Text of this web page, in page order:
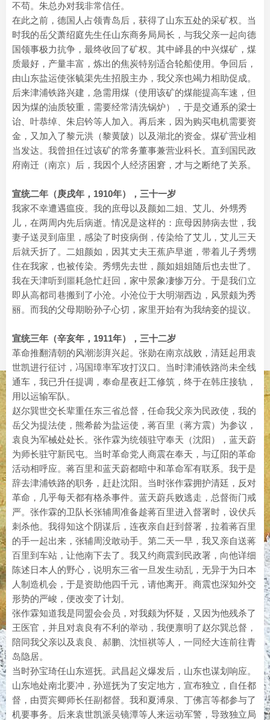
不苟。朱总办对我非常信任。
在此之前，德国人占领青岛后，获得了山东五处的采矿权。当
时我的岳父萧绍庭先生任山东商务局局长，与我父亲一起向德
国领事极力抗争，最终收回了矿权。其中峄县的中兴煤矿，煤
质最好，产量丰富，炼出的焦炭特别适合轮船使用。争回后，
由山东盐运使张毓渠先生招股主办，我父亲也竭力相助促成。
后来津浦铁路兴建，急需用煤（使用该矿的煤能提高车速，但
因为煤的油质较重，需要经常清洗锅炉），于是交通系的梁士
诒、叶恭绰、朱启钤等人加入。再后来，因为购买电机需要资
金，又加入了黎元洪（黎黄陂）以及湖北的资金。煤矿营业相
当发达。我曾担任过该矿的常务董事兼营业科长。直到国民政
府南迁（南京）后，我因个人经济困窘，才与之断绝了关系。
宣统二年（庚戌年，1910年），三十一岁
我家不幸遭遇瘟疫。我的庶母以及颜如二姐、艾儿、外甥秀
儿，在两周内先后病逝。情况是这样的：庶母因肺病去世，我
妻子送灵到庙里，感染了时疫病倒，传染给了艾儿，艾儿三天
后就夭折了。二姐颜如，因其丈夫王蕉庐早逝，带着儿子秀甥
住在我家，也被传染。秀甥先去世，颜如姐姐随后也去世了。
我在天津听到噩耗急忙赶回，家中景象凄惨万分。于是我们立
即从高都司巷搬到了小沧。小沧位于大明湖西边，风景颇为秀
丽。而我的父母期盼孙子心切，家里开始有为我纳妾的提议。
宣统三年（辛亥年，1911年），三十二岁
革命推翻清朝的风潮澎湃兴起。张勋在南京战败，清廷起用袁
世凯进行征讨，冯国璋率军攻打汉口。当时津浦铁路尚未全线
通车，我已升任提调，奉命星夜赶工修筑，终于在韩庄接轨，
用以运输军队。
赵尔巽世交长辈重任东三省总督，任命我父亲为民政使，我的
岳父为提法使，熊希龄为盐运使，蒋百里（蒋方震）为参议，
袁良为军械处处长。张作霖为统领驻守奉天（沈阳），蓝天蔚
为师长驻守新民屯。当时革命党人商震在奉天，与辽阳的革命
活动相呼应。蒋百里和蓝天蔚都暗中和革命军有联系。我于是
辞去津浦铁路的职务，赶赴沈阳。当时张作霖拥护清廷，反对
革命，几乎每天都有格杀事件。蓝天蔚兵败逃走，总督衙门戒
严。张作霖的卫队长张辅周准备趁蒋百里进入督署时，设伏兵
刺杀他。我得知这个阴谋后，连夜亲自赶到督署，拉着蒋百里
的手一起出来，张辅周没敢动手。第二天一早，我又亲自送蒋
百里到车站，让他南下去了。我又约商震到民政署，向他详细
陈述日本人的野心，说明东三省一旦发生动乱，无异于为日本
人制造机会，于是资助他四千元，请他离开。商震也深知外交
形势的严峻，便改变了计划。
张作霖知道我是同盟会会员，对我颇为怀疑，又因为他残杀了
王医官，并且对袁良有不利的举动，我便禀明了赵尔巽总督，
陪同我父亲以及袁良、郝鹏、沈恒祺等人，一同经大连前往青
岛隐居。
当时孙宝琦任山东巡抚。武昌起义爆发后，山东也谋划响应。
山东地处南北要冲，孙巡抚为了安定地方，宣布独立，自任都
督，由贾宾卿师长任副都督。我和夏溥泉、丁佛言等都参与了
机要事务。后来袁世凯派吴镜潭等人来运动军警，导致独立局